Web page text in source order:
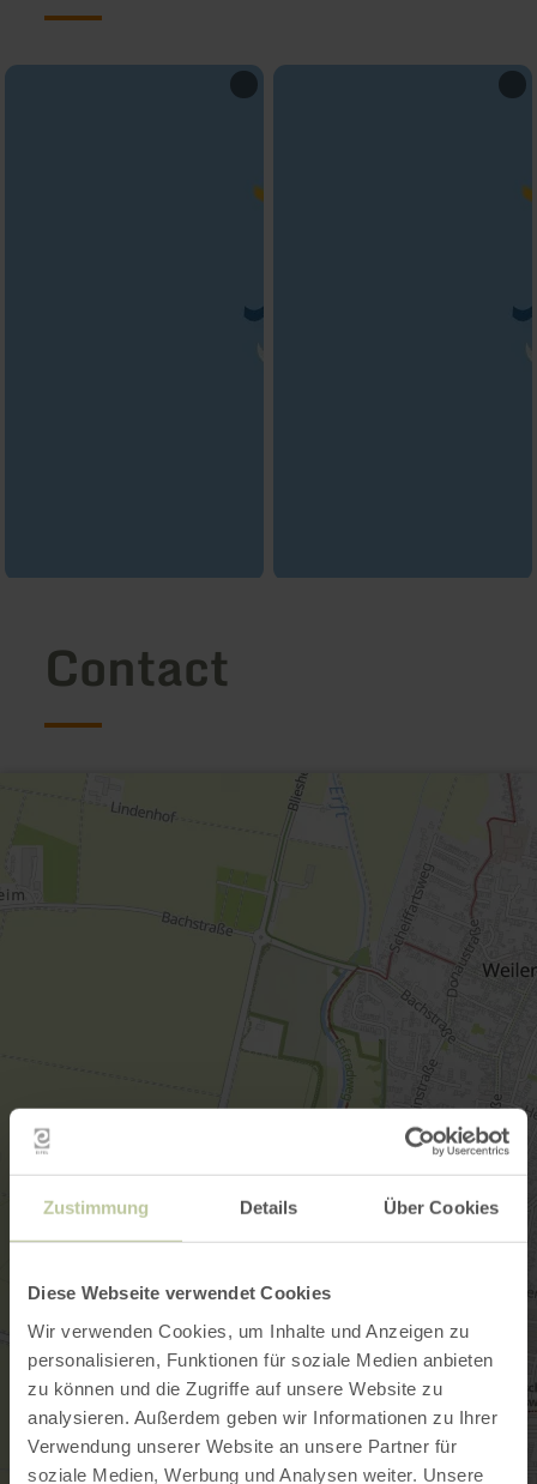
Zustimmung Details Über Cookies
Diese Webseite verwendet Cookies
Wir verwenden Cookies, um Inhalte und Anzeigen zu
personalisieren, Funktionen für soziale Medien anbieten
zu können und die Zugriffe auf unsere Website zu
analysieren. Außerdem geben wir Informationen zu Ihrer
Verwendung unserer Website an unsere Partner für
soziale Medien, Werbung und Analysen weiter. Unsere
Contact